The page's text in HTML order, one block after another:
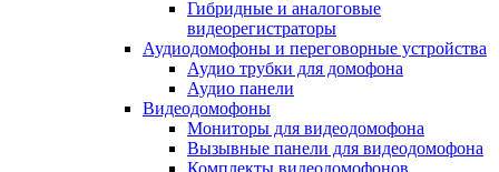
Гибридные и аналоговые
видеорегистраторы
Аудиодомофоны и переговорные устройства
Аудио трубки для домофона
Аудио панели
Видеодомофоны
Мониторы для видеодомофона
Вызывные панели для видеодомофона